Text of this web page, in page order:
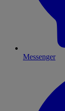
Messenger